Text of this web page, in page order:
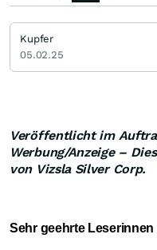
Veröffentlicht im
Werbung/Anzeige –
von Vizsla Silver Corp.
Sehr geehrte Leserinnen
Kupfer
05.02.25